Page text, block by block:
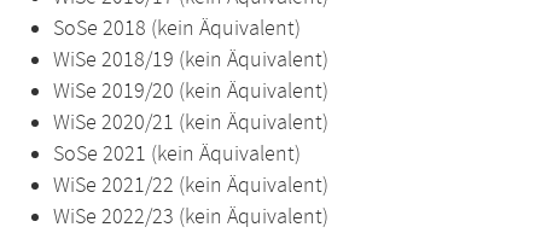
SoSe 2018 (kein Äquivalent)
WiSe 2018/19 (kein Äquivalent)
WiSe 2019/20 (kein Äquivalent)
WiSe 2020/21 (kein Äquivalent)
SoSe 2021 (kein Äquivalent)
WiSe 2021/22 (kein Äquivalent)
WiSe 2022/23 (kein Äquivalent)